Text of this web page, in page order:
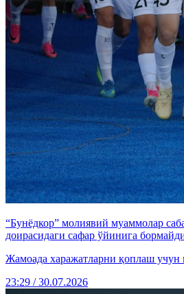
“Бунёдкор” молиявий муаммолар
доирасидаги сафар ўйинига
Жамоада харажатларни қоплаш учун
23:29 / 30.07.2026